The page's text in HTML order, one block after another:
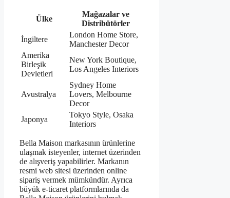
Ülke
Mağazalar ve
Distribütörler
İngiltere
London Home Store,
Manchester Decor
Amerika
Birleşik
Devletleri
New York Boutique,
Los Angeles Interiors
Avustralya
Sydney Home
Lovers, Melbourne
Decor
Japonya
Tokyo Style, Osaka
Interiors
Bella Maison markasının ürünlerine
ulaşmak isteyenler, internet üzerinden
de alışveriş yapabilirler. Markanın
resmi web sitesi üzerinden online
sipariş vermek mümkündür. Ayrıca
büyük e-ticaret platformlarında da